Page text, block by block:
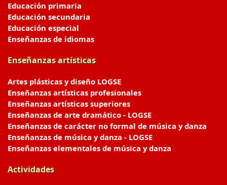
Educación primaria
Educación secundaria
Educación especial
Enseñanzas de idiomas
Enseñanzas artísticas
Artes plásticas y diseño LOGSE
Enseñanzas artísticas profesionales
Enseñanzas artísticas superiores
Enseñanzas de arte dramático - LOGSE
Enseñanzas de carácter no formal de música y danza
Enseñanzas de música y danza - LOGSE
Enseñanzas elementales de música y danza
Actividades